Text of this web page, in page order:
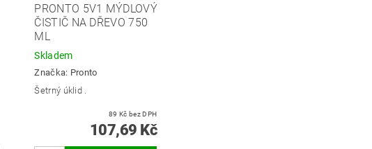
PRONTO 5V1 MÝDLOVÝ
ČISTIČ NA DŘEVO 750
ML
Skladem
Značka: Pronto
Šetrný úklid .
89 Kč bez DPH
107,69 Kč